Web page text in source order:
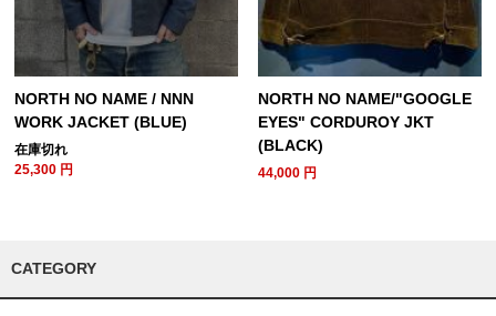
NORTH NO NAME / NNN
WORK JACKET (BLUE)
在庫切れ
25,300 円
NORTH NO NAME/"GOOGLE
EYES" CORDUROY JKT
(BLACK)
44,000 円
CATEGORY